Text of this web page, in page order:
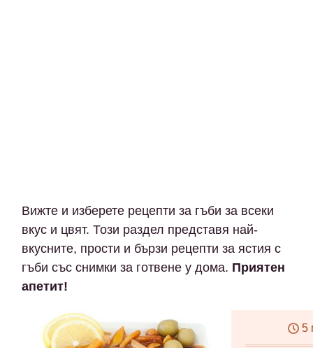
Вижте и изберете рецепти за гъби за всеки
вкус и цвят. Този раздел представя най-
вкусните, прости и бързи рецепти за ястия с
гъби със снимки за готвене у дома. Приятен
апетит!
5